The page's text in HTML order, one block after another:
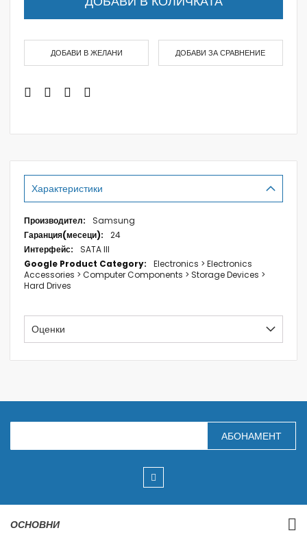
ДОБАВИ В ЖЕЛАНИ ДОБАВИ ЗА СРАВНЕНИЕ
Характеристики
Характеристики
Samsung
24
SATA III
Electronics > Electronics
Accessories > Computer Components > Storage Devices >
Hard Drives
Оценки
З
п
е
е
АБОНАМЕНТ
ОСНОВНИ